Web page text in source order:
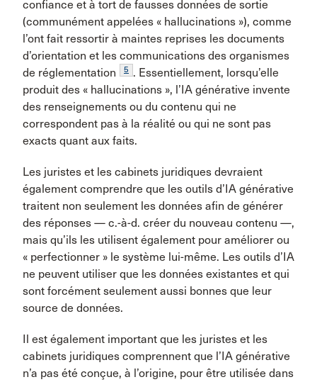
confiance et à tort de fausses données de sortie
(communément appelées « hallucinations »), comme
l’ont fait ressortir à maintes reprises les documents
d’orientation et les communications des organismes
de réglementation
5 . Essentiellement, lorsqu’elle
produit des « hallucinations », l’IA générative invente
des renseignements ou du contenu qui ne
correspondent pas à la réalité ou qui ne sont pas
exacts quant aux faits.
Les juristes et les cabinets juridiques devraient
également comprendre que les outils d’IA générative
traitent non seulement les données afin de générer
des réponses — c.-à-d. créer du nouveau contenu —,
mais qu’ils les utilisent également pour améliorer ou
« perfectionner » le système lui-même. Les outils d’IA
ne peuvent utiliser que les données existantes et qui
sont forcément seulement aussi bonnes que leur
source de données.
Il est également important que les juristes et les
cabinets juridiques comprennent que l’IA générative
n’a pas été conçue, à l’origine, pour être utilisée dans